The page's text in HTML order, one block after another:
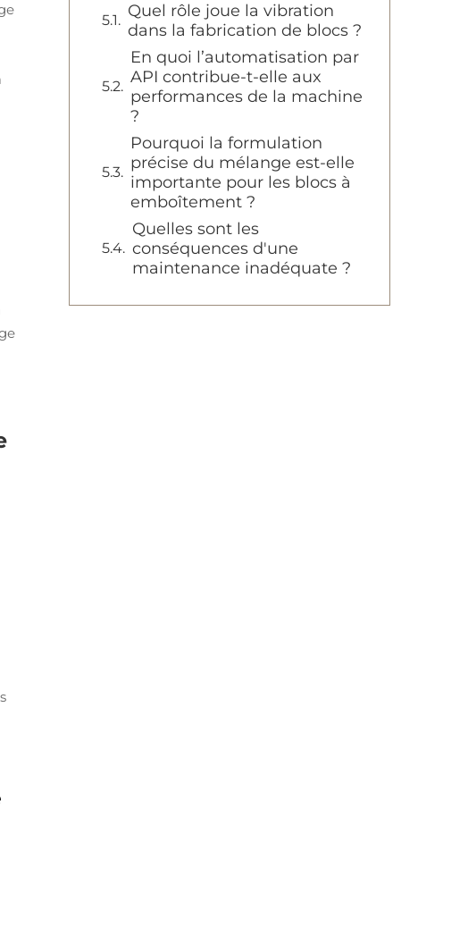
Quel rôle joue la vibration
dans la fabrication de blocs ?
En quoi l’automatisation par
API contribue-t-elle aux
performances de la machine
?
Pourquoi la formulation
précise du mélange est-elle
importante pour les blocs à
emboîtement ?
Quelles sont les
conséquences d'une
maintenance inadéquate ?